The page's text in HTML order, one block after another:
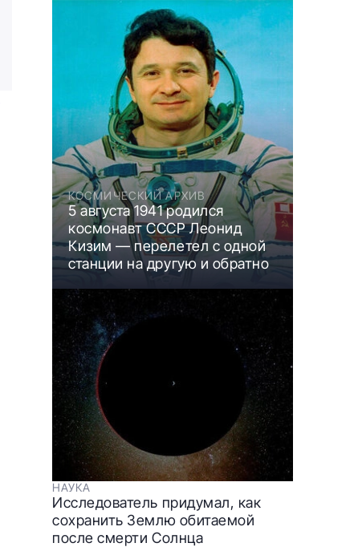
КОСМИЧЕСКИЙ АРХИВ
5 августа 1941 родился
космонавт СССР Леонид
Кизим — перелетел с одной
станции на другую и обратно
НАУКА
Исследователь придумал, как
сохранить Землю обитаемой
после смерти Солнца